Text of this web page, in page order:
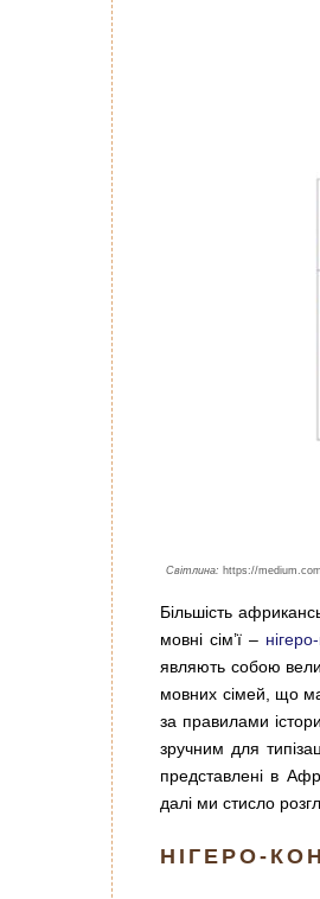
Світлина: https://
Більшість
мовні сім’ї –
являють собою
мовних сімей, що
за правилами
зручним для
представлені в
далі ми стисло
НІГЕРО-